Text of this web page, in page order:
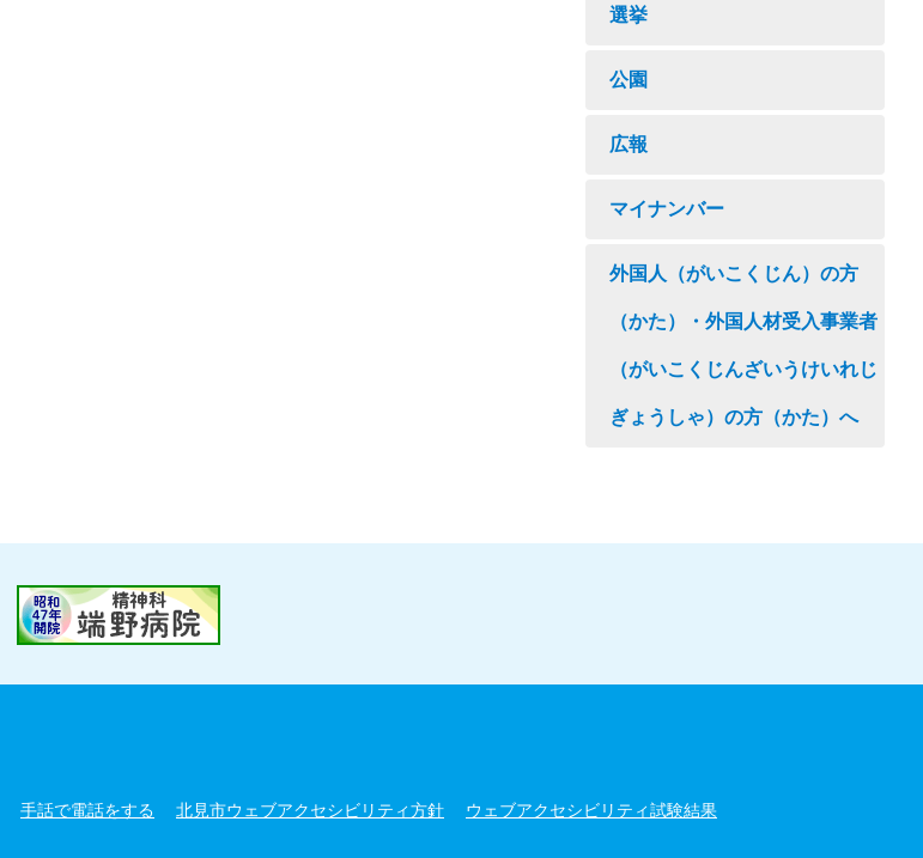
選挙
公園
広報
マイナンバー
外国人（がいこくじん）の方
（かた）・外国人材受入事業者
（がいこくじんざいうけいれじ
ぎょうしゃ）の方（かた）へ
手話で電話をする 北見市ウェブアクセシビリティ方針 ウェブアクセシビリティ試験結果